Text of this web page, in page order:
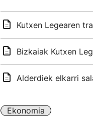
Kutxen Legearen
Bizkaiak Kutxen
Alderdiek elkarri
Ekonomia